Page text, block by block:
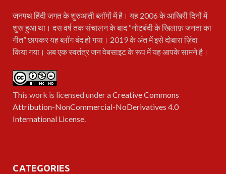
जनपथहिंदी जगत के शुरुआती ब्लॉगों में है। यह 2006 के आखिरी दिनों में
शुरू हुआ था। दस वर्ष तक संचालन के बाद “नोटबंदी के खिलाफ़ जनता का
गीत” छापकर यह ब्लॉग बंद हो गया। 2019 के अंत में इसे दोबारा ज़िंदा
किया गया। अब एक स्वतंत्र जन वेबसाइट के रूप में यह आपके सामने है।
This work is licensed under aCreative Commons
Attribution-NonCommercial-NoDerivatives 4.0
International License.
CATEGORIES